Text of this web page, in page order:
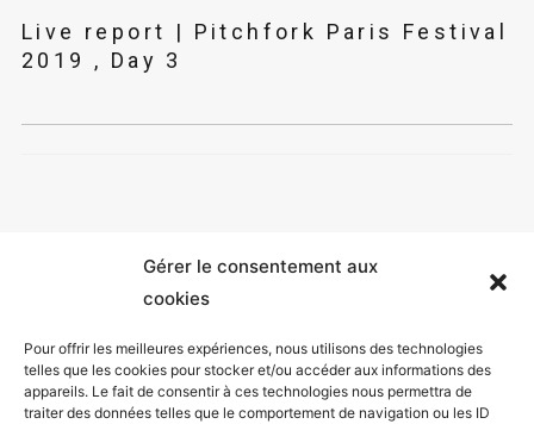
Gérer le consentement aux
cookies
Pour offrir les meilleures expériences, nous utilisons des technologies
telles que les cookies pour stocker et/ou accéder aux informations des
appareils. Le fait de consentir à ces technologies nous permettra de
traiter des données telles que le comportement de navigation ou les ID
Live report | Pitchfork Paris Festival
2019 , Day 3
Mentions légales